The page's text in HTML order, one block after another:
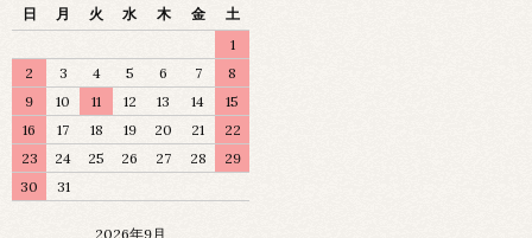
日
月 火 水 木 金
土
1
2
3 4 5 6 7
8
9
10 11 12 13 14
15
16
17 18 19 20 21
22
23
24 25 26 27 28
29
30
31
2026年9月